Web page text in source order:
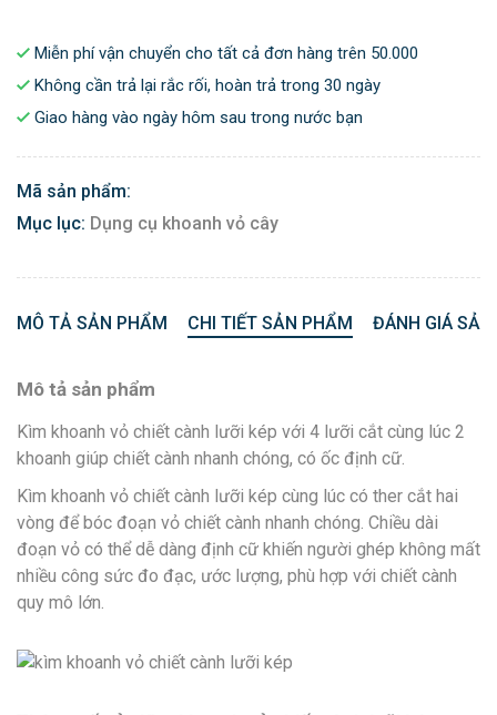
Miễn phí vận chuyển cho tất cả đơn hàng trên 50.000
Không cần trả lại rắc rối, hoàn trả trong 30 ngày
Giao hàng vào ngày hôm sau trong nước bạn
Mã sản phẩm:
Mục lục: Dụng cụ khoanh vỏ cây
MÔ TẢ SẢN PHẨM CHI TIẾT SẢN PHẨM ĐÁNH GIÁ
Mô tả sản phẩm
Kìm khoanh vỏ chiết cành lưỡi kép với 4 lưỡi cắt cùng lúc 2
khoanh giúp chiết cành nhanh chóng, có ốc định cữ.
Kìm khoanh vỏ chiết cành lưỡi kép cùng lúc có ther cắt hai
vòng để bóc đoạn vỏ chiết cành nhanh chóng. Chiều dài
đoạn vỏ có thể dễ dàng định cữ khiến người ghép không mất
nhiều công sức đo đạc, ước lượng, phù hợp với chiết cành
quy mô lớn.